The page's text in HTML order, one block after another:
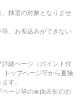
抽選の対象となりませ
、お振込みができない
細ページ（ポイント付
トップページ等から直接
す。
ージ等の画面左側のお